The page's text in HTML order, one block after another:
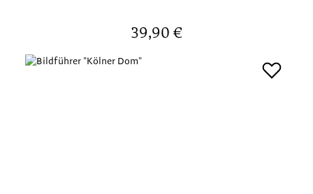
Regulärer Preis:
39,90 €